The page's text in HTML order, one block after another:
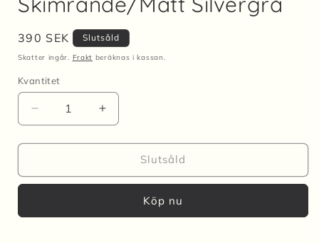
Ordinarie
pris
390 SEK Slutsåld
Skatter ingår. Frakt beräknas i kassan.
Kvantitet
Kvantitet
Minska
kvantitet
för
CLOUD
Skimrande/Matt
Öka
kvantitet
för
Örhängen
CLOUD
Skimrande/Matt
Slutsåld
Köp nu